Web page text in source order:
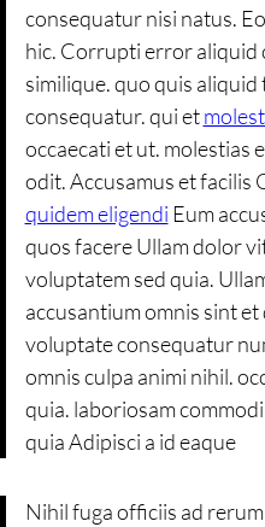
consequatur nisi natus.
hic. Corrupti error aliquid
similique. quo quis
consequatur. qui et
occaecati et ut. molestias
odit. Accusamus et facilis
quidem eligendi Eum
quos facere Ullam dolor
voluptatem sed quia.
accusantium omnis sint
voluptate consequatur
omnis culpa animi nihil.
quia. laboriosam
quia Adipisci a id eaque
Nihil fuga officiis ad